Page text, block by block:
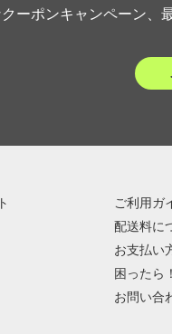
ーポンキャンペーン、
ご利用ガ
配送料に
お支払い
困ったら
お問い合